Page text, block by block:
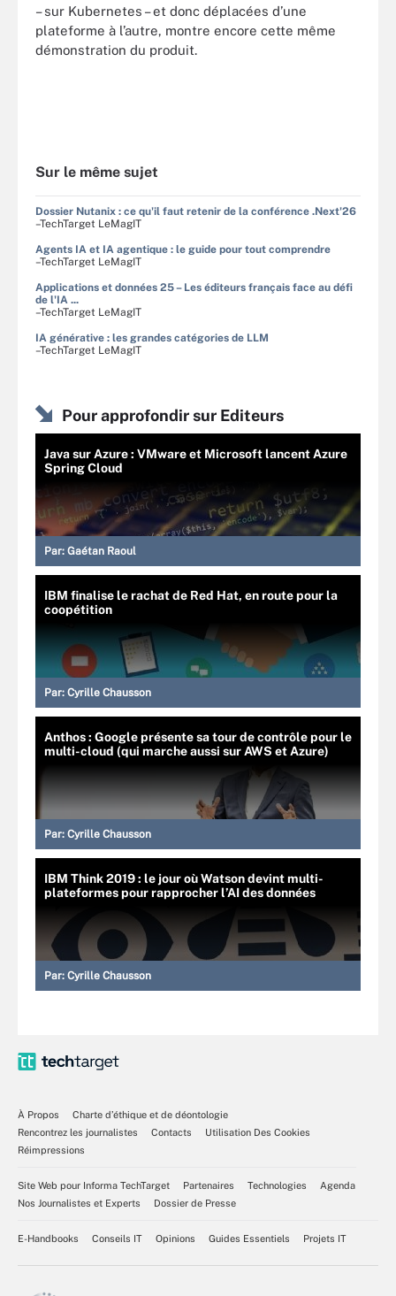
– sur Kubernetes – et donc déplacées d’une
plateforme à l’autre, montre encore cette même
démonstration du produit.
Sur le même sujet
Dossier Nutanix : ce qu'il faut retenir de la conférence .Next'26
–TechTarget LeMagIT
Agents IA et IA agentique : le guide pour tout comprendre
–TechTarget LeMagIT
Applications et données 25 – Les éditeurs français face au défi
de l'IA ...
–TechTarget LeMagIT
IA générative : les grandes catégories de LLM
–TechTarget LeMagIT
Pour approfondir sur Editeurs
Java sur Azure : VMware et Microsoft lancent Azure
Spring Cloud
Par: Gaétan Raoul
IBM finalise le rachat de Red Hat, en route pour la
coopétition
Par: Cyrille Chausson
Anthos : Google présente sa tour de contrôle pour le
multi-cloud (qui marche aussi sur AWS et Azure)
Par: Cyrille Chausson
IBM Think 2019 : le jour où Watson devint multi-
plateformes pour rapprocher l’AI des données
Par: Cyrille Chausson
À Propos
Charte d’éthique et de déontologie
Rencontrez les journalistes
Contacts
Utilisation Des Cookies
Réimpressions
Site Web pour Informa TechTarget Partenaires Technologies
Agenda
Nos Journalistes et Experts
Dossier de Presse
E-Handbooks Conseils IT Opinions Guides Essentiels Projets IT